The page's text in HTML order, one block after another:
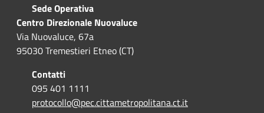
Sede Operativa
Centro Direzionale Nuovaluce
Via Nuovaluce, 67a
95030 Tremestieri Etneo (CT)
Contatti
095 401 1111
protocollo@pec.cittametropolitana.ct.it